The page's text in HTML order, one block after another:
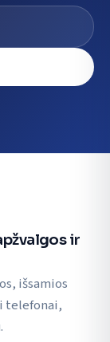
ir
išsamios
telefonai,